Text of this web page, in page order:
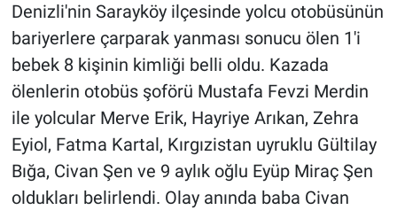
Denizli'nin Sarayköy ilçesinde yolcu otobüsünün
bariyerlere çarparak yanması sonucu ölen 1'i
bebek 8 kişinin kimliği belli oldu. Kazada
ölenlerin otobüs şoförü Mustafa Fevzi Merdin
ile yolcular Merve Erik, Hayriye Arıkan, Zehra
Eyiol, Fatma Kartal, Kırgızistan uyruklu Gültilay
Bığa, Civan Şen ve 9 aylık oğlu Eyüp Miraç Şen
oldukları belirlendi. Olay anında baba Civan